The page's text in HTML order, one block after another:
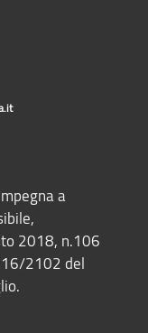
a
2018, n.106
2102 del